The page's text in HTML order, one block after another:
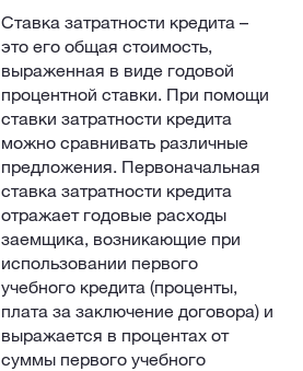
Ставка затратности кредита –
это его общая стоимость,
выраженная в виде годовой
процентной ставки. При помощи
ставки затратности кредита
можно сравнивать различные
предложения. Первоначальная
ставка затратности кредита
отражает годовые расходы
заемщика, возникающие при
использовании первого
учебного кредита (проценты,
плата за заключение договора) и
выражается в процентах от
суммы первого учебного